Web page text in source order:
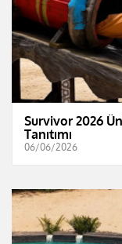
Survivor 2026
Tanıtımı
06/06/2026